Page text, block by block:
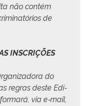
não con­tém
de
INSCRIÇÕES
do
regras deste Edi­
via e‑mail,